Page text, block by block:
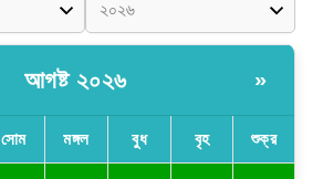
আগষ্ট ২০২৬ »
সোম মঙ্গল বুধ বৃহ শুক্র